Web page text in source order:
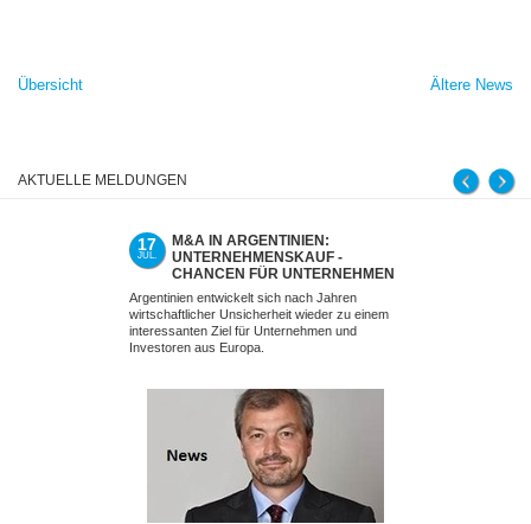
Übersicht Ältere News
AKTUELLE MELDUNGEN
17
JUL.
M&A IN ARGENTINIEN:
UNTERNEHMENSKAUF -
CHANCEN FÜR UNTERNEHMEN
UND INVESTOREN AUS EUROPA
Argentinien entwickelt sich nach Jahren
wirtschaftlicher Unsicherheit wieder zu einem
interessanten Ziel für Unternehmen und
Investoren aus Europa.